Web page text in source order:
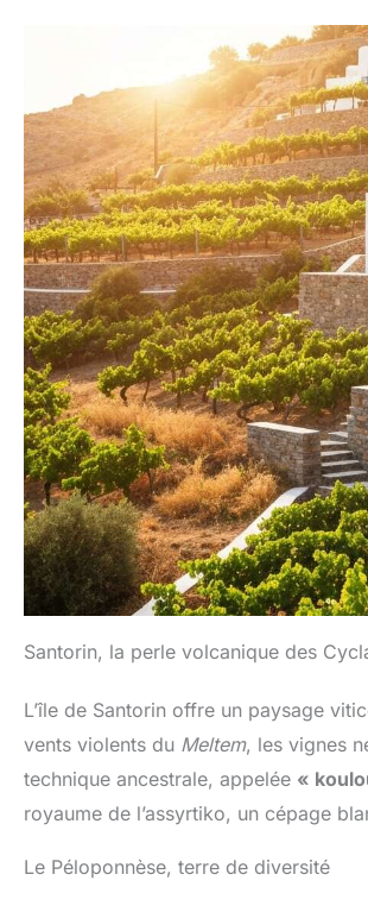
Santorin, la perle volcanique des
L’île de Santorin offre un paysage
vents violents du Meltem, les vignes
technique ancestrale, appelée «
royaume de l’assyrtiko, un cépage
Le Péloponnèse, terre de diversité